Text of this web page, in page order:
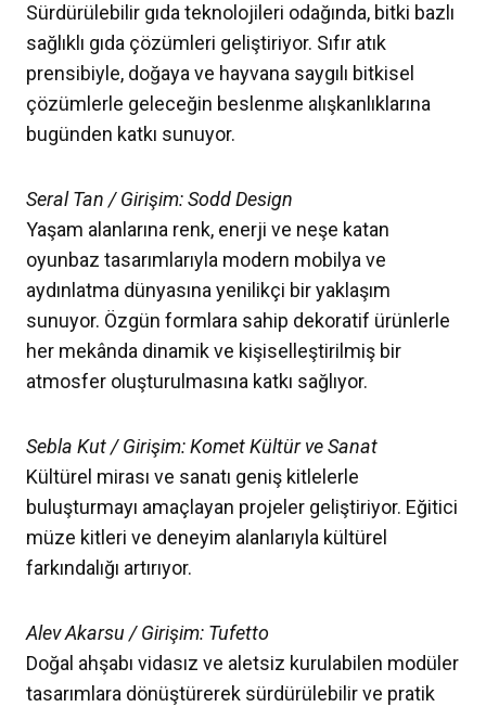
Sürdürülebilir gıda teknolojileri odağında, bitki bazlı
sağlıklı gıda çözümleri geliştiriyor. Sıfır atık
prensibiyle, doğaya ve hayvana saygılı bitkisel
çözümlerle geleceğin beslenme alışkanlıklarına
bugünden katkı sunuyor.
Seral Tan / Girişim: Sodd Design
Yaşam alanlarına renk, enerji ve neşe katan
oyunbaz tasarımlarıyla modern mobilya ve
aydınlatma dünyasına yenilikçi bir yaklaşım
sunuyor. Özgün formlara sahip dekoratif ürünlerle
her mekânda dinamik ve kişiselleştirilmiş bir
atmosfer oluşturulmasına katkı sağlıyor.
Sebla Kut / Girişim: Komet Kültür ve Sanat
Kültürel mirası ve sanatı geniş kitlelerle
buluşturmayı amaçlayan projeler geliştiriyor. Eğitici
müze kitleri ve deneyim alanlarıyla kültürel
farkındalığı artırıyor.
Alev Akarsu / Girişim: Tufetto
Doğal ahşabı vidasız ve aletsiz kurulabilen modüler
tasarımlara dönüştürerek sürdürülebilir ve pratik